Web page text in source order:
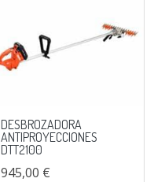
DESBROZADORA
ANTIPROYECCIONES
DTT2100
945,00 €